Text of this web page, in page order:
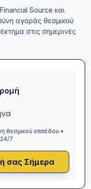
Source και
αγοράς θεσμικού
στις σημερινές
επιπέδου •
7
σας Σήμερα